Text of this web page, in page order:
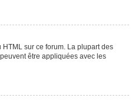
sur ce forum. La plupart des
être appliquées avec les